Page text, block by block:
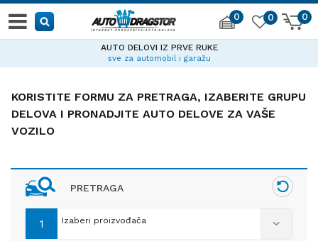
0 0
0
AUTO DELOVI IZ PRVE RUKE
sve za automobil i garažu
KORISTITE FORMU ZA PRETRAGA, IZABERITE GRUPU
DELOVA I PRONADJITE AUTO DELOVE ZA VAŠE
VOZILO
PRETRAGA
1 Izaberi proizvođača